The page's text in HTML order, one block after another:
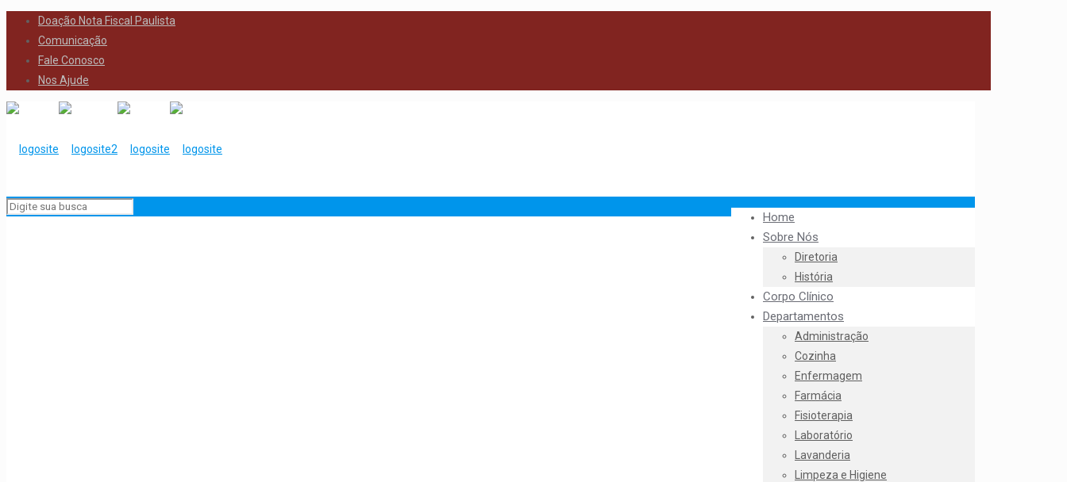
Doação Nota Fiscal Paulista
Comunicação
Fale Conosco
Nos Ajude
Home
Sobre Nós
Diretoria
História
Corpo Clínico
Departamentos
Administração
Cozinha
Enfermagem
Farmácia
Fisioterapia
Laboratório
Lavanderia
Limpeza e Higiene